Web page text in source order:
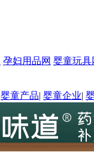
孕妇用品网 婴童玩具
婴童产品| 婴童企业|